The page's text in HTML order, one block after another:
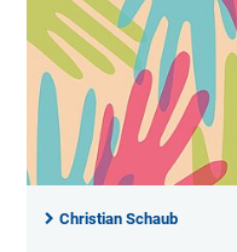
Christian Schaub